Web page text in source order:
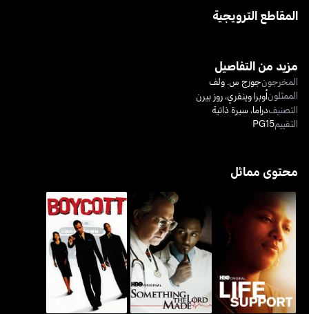
المقاطع الترويجية
مزيد من التفاصيل
المخرجونجورج س. ولف
الممثلونأوبرا وينفري،روز بيرن
التصنيفدراما، سيرة ذاتية
التقييمPG15
محتوى مماثل
لايف سبورت سامثينغ ذا لورد ميد بويكوت